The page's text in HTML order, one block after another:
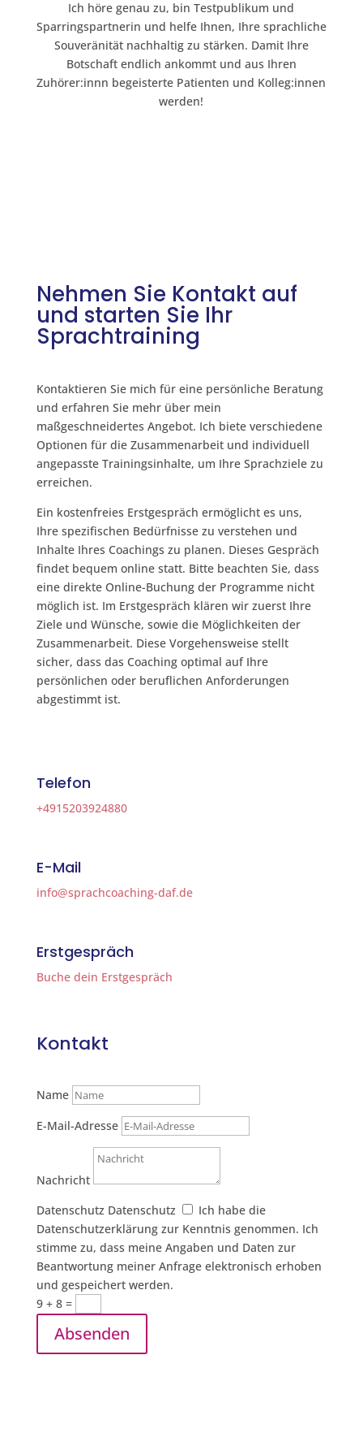
Ich höre genau zu, bin Testpublikum und
Sparringspartnerin und helfe Ihnen, Ihre sprachliche
Souveränität nachhaltig zu stärken. Damit Ihre
Botschaft endlich ankommt und aus Ihren
Zuhörer:innn begeisterte Patienten und Kolleg:innen
werden!
Nehmen Sie Kontakt auf
und starten Sie Ihr
Sprachtraining
Kontaktieren Sie mich für eine persönliche Beratung
und erfahren Sie mehr über mein
maßgeschneidertes Angebot. Ich biete verschiedene
Optionen für die Zusammenarbeit und individuell
angepasste Trainingsinhalte, um Ihre Sprachziele zu
erreichen.
Ein kostenfreies Erstgespräch ermöglicht es uns,
Ihre spezifischen Bedürfnisse zu verstehen und
Inhalte Ihres Coachings zu planen. Dieses Gespräch
findet bequem online statt. Bitte beachten Sie, dass
eine direkte Online-Buchung der Programme nicht
möglich ist. Im Erstgespräch klären wir zuerst Ihre
Ziele und Wünsche, sowie die Möglichkeiten der
Zusammenarbeit. Diese Vorgehensweise stellt
sicher, dass das Coaching optimal auf Ihre
persönlichen oder beruflichen Anforderungen
abgestimmt ist.
Telefon
+4915203924880
E-Mail
info@sprachcoaching-daf.de
Erstgespräch
Buche dein Erstgespräch
Kontakt
Name
E-Mail-Adresse
Nachricht
Datenschutz Datenschutz
Ich habe die
Datenschutzerklärung zur Kenntnis genommen. Ich
stimme zu, dass meine Angaben und Daten zur
Beantwortung meiner Anfrage elektronisch erhoben
und gespeichert werden.
9 + 8=
Absenden